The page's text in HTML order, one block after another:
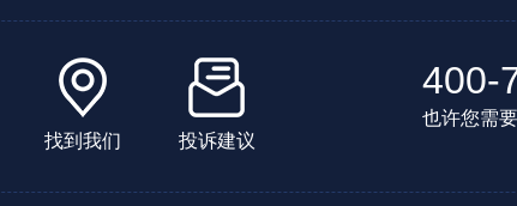
找到我们 投诉建议
400-
也许您需